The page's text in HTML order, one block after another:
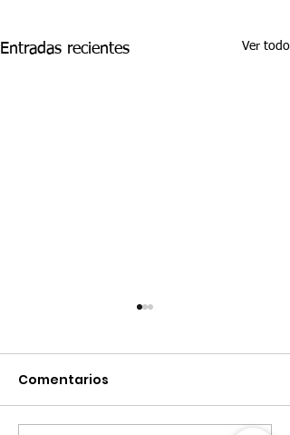
Entradas recientes Ver todo
Comentarios